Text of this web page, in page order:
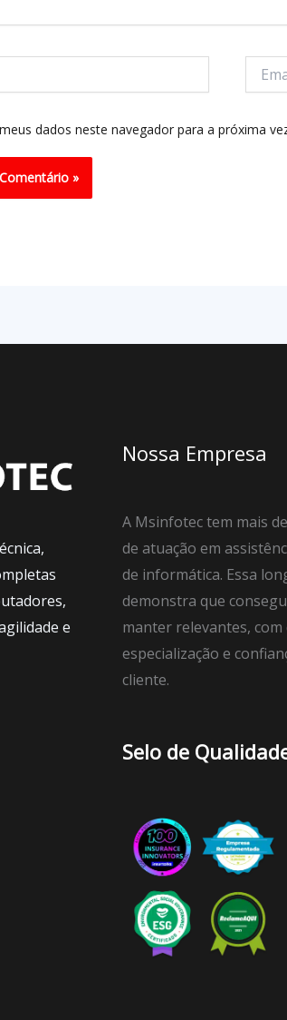
dados neste navegador para a próxima
e
Nossa Empresa
A Msinfotec tem mais
de atuação em
de informática. Essa
demonstra que
manter relevantes, com
especialização e
cliente.
Selo de